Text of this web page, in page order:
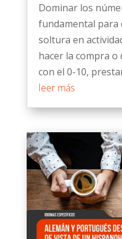
Dominar los
fundamental para
soltura en
hacer la compra o
con el 0-10,
leer más